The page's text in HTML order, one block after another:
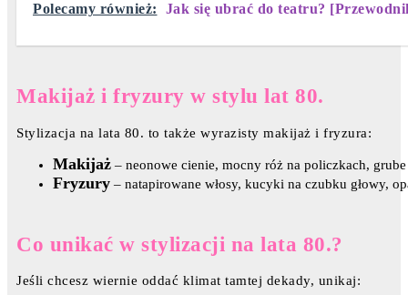
Polecamy również: Jak się ubrać do teatru?
Makijaż i fryzury w stylu lat 80.
Stylizacja na lata 80. to także wyrazisty makijaż i fryzura:
Makijaż – neonowe cienie, mocny róż na policzkach,
Fryzury – natapirowane włosy, kucyki na czubku głowy,
Co unikać w stylizacji na lata 80.?
Jeśli chcesz wiernie oddać klimat tamtej dekady, unikaj: